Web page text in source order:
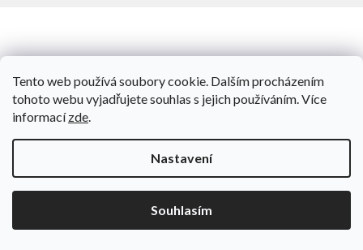
Tento web používá soubory cookie. Dalším procházením
tohoto webu vyjadřujete souhlas s jejich používáním. Více
informacízde.
Nastavení
Souhlasím